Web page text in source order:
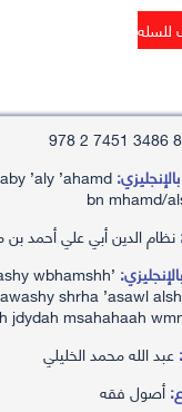
’aly ’ahamd
bn mhamd/
نظام الدين أبي علي أحمد
wbhamshh
shrha ’asawl
jdydah msahahaah
عبد الله محمد الخليلي
أصول فقه